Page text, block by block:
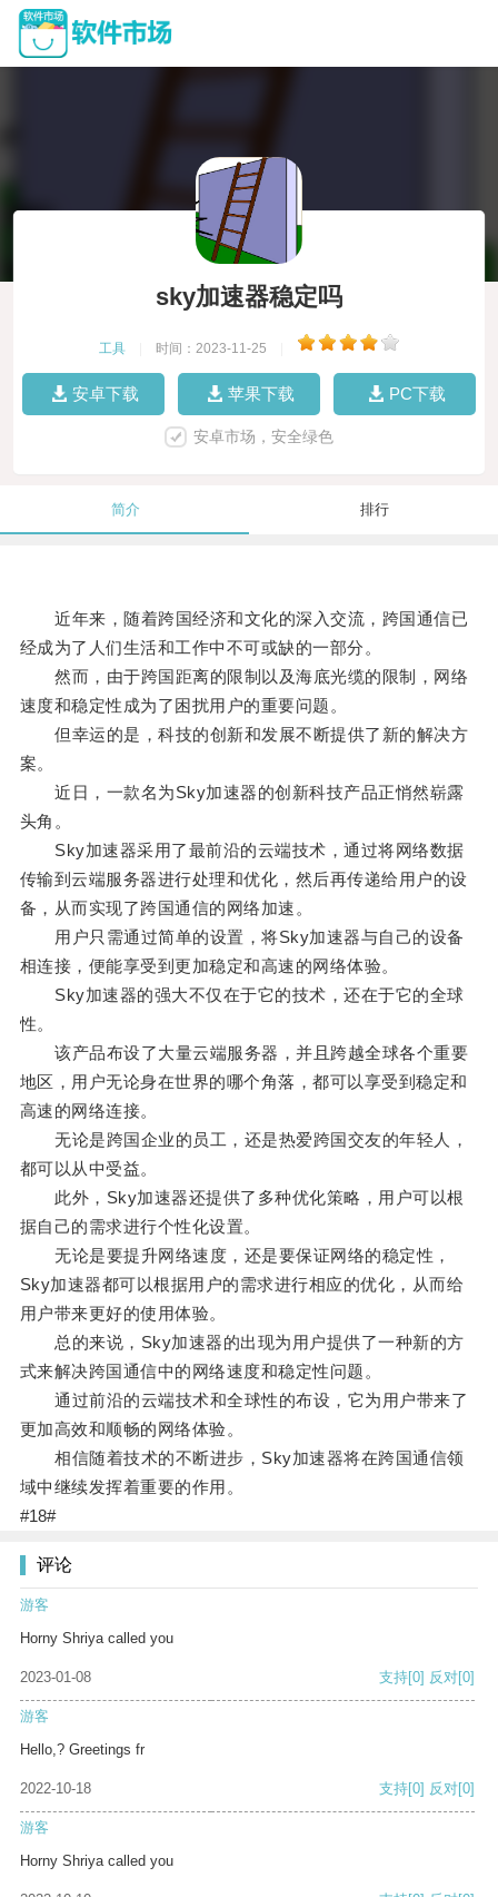
sky加速器稳定吗
工具 时间：2023-11-25
安卓下载 苹果下载 PC下载
安卓市场，安全绿色
简介 排行
近年来，随着跨国经济和文化的深入交流，跨国通信已
经成为了人们生活和工作中不可或缺的一部分。
然而，由于跨国距离的限制以及海底光缆的限制，网络
速度和稳定性成为了困扰用户的重要问题。
但幸运的是，科技的创新和发展不断提供了新的解决方
案。
近日，一款名为Sky加速器的创新科技产品正悄然崭露
头角。
Sky加速器采用了最前沿的云端技术，通过将网络数据
传输到云端服务器进行处理和优化，然后再传递给用户的设
备，从而实现了跨国通信的网络加速。
用户只需通过简单的设置，将Sky加速器与自己的设备
相连接，便能享受到更加稳定和高速的网络体验。
Sky加速器的强大不仅在于它的技术，还在于它的全球
性。
该产品布设了大量云端服务器，并且跨越全球各个重要
地区，用户无论身在世界的哪个角落，都可以享受到稳定和
高速的网络连接。
无论是跨国企业的员工，还是热爱跨国交友的年轻人，
都可以从中受益。
此外，Sky加速器还提供了多种优化策略，用户可以根
据自己的需求进行个性化设置。
无论是要提升网络速度，还是要保证网络的稳定性，
Sky加速器都可以根据用户的需求进行相应的优化，从而给
用户带来更好的使用体验。
总的来说，Sky加速器的出现为用户提供了一种新的方
式来解决跨国通信中的网络速度和稳定性问题。
通过前沿的云端技术和全球性的布设，它为用户带来了
更加高效和顺畅的网络体验。
相信随着技术的不断进步，Sky加速器将在跨国通信领
域中继续发挥着重要的作用。
#18#
评论
游客
Horny Shriya called you
2023-01-08 支持[0] 反对[0]
游客
Hello,? Greetings fr
2022-10-18 支持[0] 反对[0]
游客
Horny Shriya called you